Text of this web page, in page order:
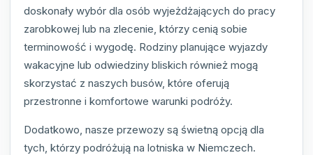
doskonały wybór dla osób wyjeżdżających do pracy
zarobkowej lub na zlecenie, którzy cenią sobie
terminowość i wygodę. Rodziny planujące wyjazdy
wakacyjne lub odwiedziny bliskich również mogą
skorzystać z naszych busów, które oferują
przestronne i komfortowe warunki podróży.
Dodatkowo, nasze przewozy są świetną opcją dla
tych, którzy podróżują na lotniska w Niemczech.